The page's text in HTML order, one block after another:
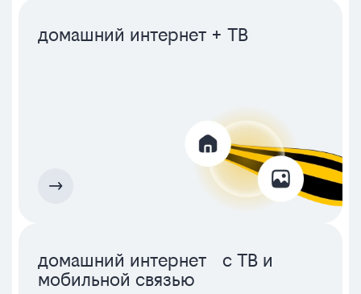
домашний интернет + ТВ
домашний интернет с ТВ и
мобильной связью